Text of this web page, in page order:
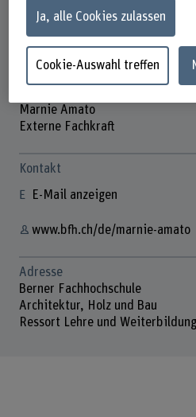
Marnie Amato
Externe Fachkraft
Kontakt
E-Mail anzeigen
www.bfh.ch/de/marnie-amato
Adresse
Berner Fachhochschule
Architektur, Holz und Bau
Ressort Lehre und Weiterbildung
Ja, alle Cookies zulassen
Cookie-Auswahl treffen